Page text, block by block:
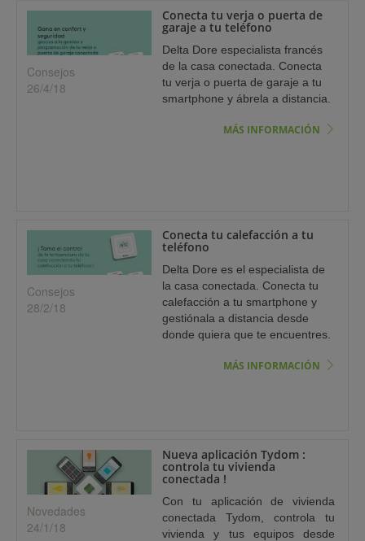
Consejos
26/4/18
Conecta tu verja o puerta de
garaje a tu teléfono
Delta Dore especialista francés
de la casa conectada. Conecta
tu verja o puerta de garaje a tu
smartphone y ábrela a distancia.
MÁS INFORMACIÓN
Consejos
28/2/18
Conecta tu calefacción a tu
teléfono
Delta Dore es el especialista de
la casa conectada. Conecta tu
calefacción a tu smartphone y
gestiónala a distancia desde
donde quiera que te encuentres.
MÁS INFORMACIÓN
Novedades
24/1/18
Nueva aplicación Tydom :
controla tu vivienda
conectada !
Con tu aplicación de vivienda
conectada Tydom, controla tu
vivienda y tus equipos desde